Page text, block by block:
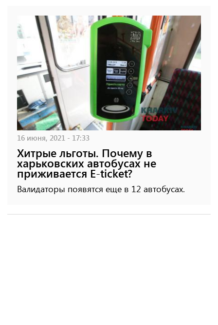
16 июня, 2021 - 17:33
Хитрые льготы. Почему в
харьковских автобусах не
приживается E-ticket?
Валидаторы появятся еще в 12 автобусах.